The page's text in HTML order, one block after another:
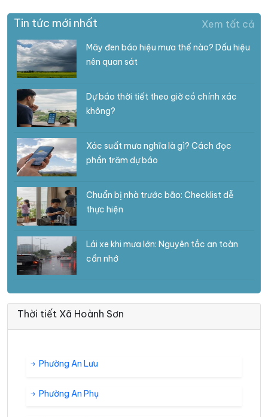
Tin tức mới nhất Xem tất cả
Mây đen báo hiệu mưa thế nào? Dấu hiệu
nên quan sát
Dự báo thời tiết theo giờ có chính xác
không?
Xác suất mưa nghĩa là gì? Cách đọc
phần trăm dự báo
Chuẩn bị nhà trước bão: Checklist dễ
thực hiện
Lái xe khi mưa lớn: Nguyên tắc an toàn
cần nhớ
Thời tiết Xã Hoành Sơn
Phường An Lưu
Phường An Phụ